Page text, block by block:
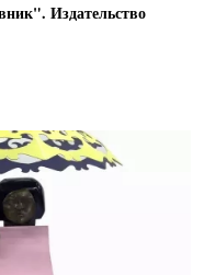
Издательство